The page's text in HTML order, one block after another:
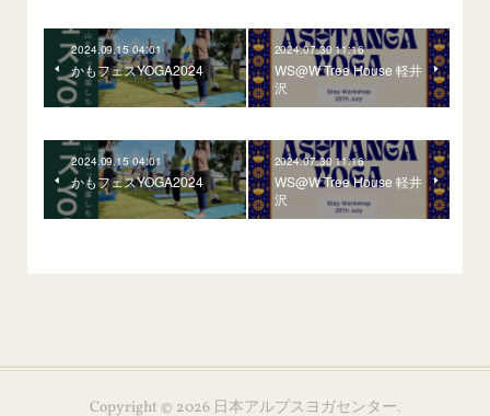
2024.09.15 04:01
かもフェスYOGA2024
2024.07.30 11:16
WS@W Tree House 軽井
沢
2024.09.15 04:01
かもフェスYOGA2024
2024.07.30 11:16
WS@W Tree House 軽井
沢
Copyright © 2026 日本アルプスヨガセンター.